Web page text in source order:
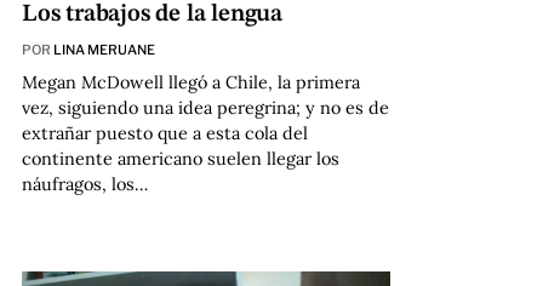
Los trabajos de la lengua
POR LINA MERUANE
Megan McDowell llegó a Chile, la primera
vez, siguiendo una idea peregrina; y no es de
extrañar puesto que a esta cola del
continente americano suelen llegar los
náufragos, los…